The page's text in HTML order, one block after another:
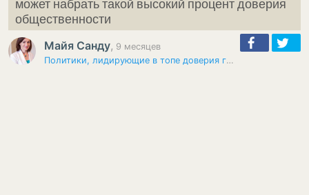
может набрать такой высокий процент доверия
общественности
Майя Санду, 9 месяцев
Политики, лидирующие в топе доверия граждан: результаты опроса